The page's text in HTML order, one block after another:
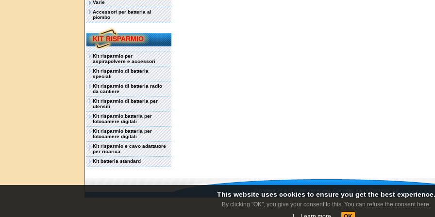
Varie
Accessori per batteria al
piombo
KIT RISPARMIO
Kit risparmio per
aspirapolvere e accessori
Kit risparmio di batteria
speciali
Kit risparmio di batteria radio
da cantiere
Kit risparmio di batteria per
utensili
Kit risparmio batteria per
fotocamere digitali
Kit risparmio batteria per
fotocamere digitali
Kit risparmio e cavo adattatore
per ricarica
Kit batteria standard
All rights reserved, Contatto: info[at]batteria24.it
This website uses cookies to ensure you get the best experience.
By clicking "OK", you give your consent to this. You can refuse the consent here.